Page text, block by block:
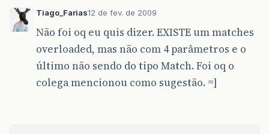
Tiago_Farias12 de fev. de 2009
Não foi oq eu quis dizer. EXISTE um matches
overloaded, mas não com 4 parâmetros e o
último não sendo do tipo Match. Foi oq o
colega mencionou como sugestão. =]